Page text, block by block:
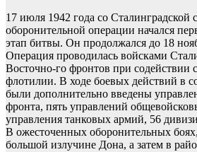
17 июля 1942 года со Сталинградской
оборонительной операции начался
этап битвы. Он продолжался до 18
Операция проводилась войсками
Восточно-го фронтов при содействии
флотилии. В ходе боевых действий в
были дополнительно введены
фронта, пять управлений
управления танковых армий, 56
В ожесточенных оборонительных
большой излучине Дона, а затем в